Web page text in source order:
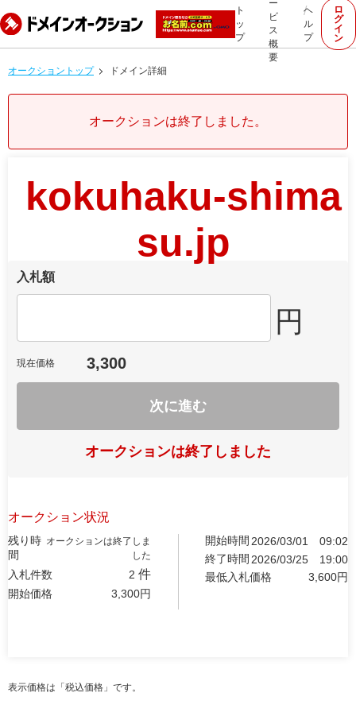
ト
ッ
プ
ー
ビ
ス
概
要
ヘ
ル
プ
ロ
グ
イ
ン
オークショントップ ドメイン詳細
オークションは終了しました。
kokuhaku-shima
su.jp
入札額
円
現在価格 3,300
次に進む
オークションは終了しました
オークション状況
残り時
間
オークションは終了しま
した
入札件数 2 件
開始価格 3,300円
開始時間 2026/03/01
09:02
終了時間 2026/03/25
19:00
最低入札価格
3,600円
表示価格は「税込価格」です。